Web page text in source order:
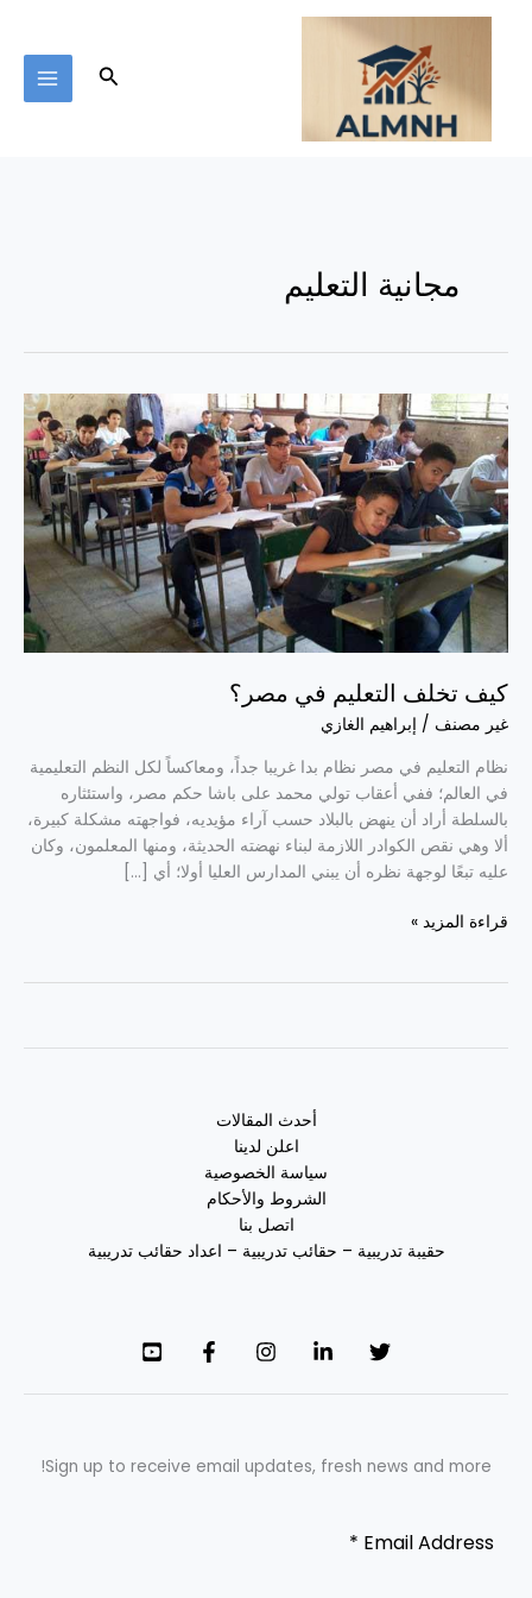
تخطي
البحث
مجانية التعليم
كيف تخلف التعليم في مصر؟
غير مصنف / إبراهيم الغازي
نظام التعليم في مصر نظام بدا غريبا جداً، ومعاكساً لكل النظم التعليمية
في العالم؛ ففي أعقاب تولي محمد على باشا حكم مصر، واستئثاره
بالسلطة أراد أن ينهض بالبلاد حسب آراء مؤيديه، فواجهته مشكلة كبيرة،
ألا وهي نقص الكوادر اللازمة لبناء نهضته الحديثة، ومنها المعلمون، وكان
عليه تبعًا لوجهة نظره أن يبني المدارس العليا أولا؛ أي […]
كيف
تخلف
التعليم
في
مصر؟
قراءة المزيد »
أحدث المقالات
اعلن لدينا
سياسة الخصوصية
الشروط والأحكام
اتصل بنا
حقيبة تدريبية – حقائب تدريبية – اعداد حقائب تدريبية
Sign up to receive email updates, fresh news and more!